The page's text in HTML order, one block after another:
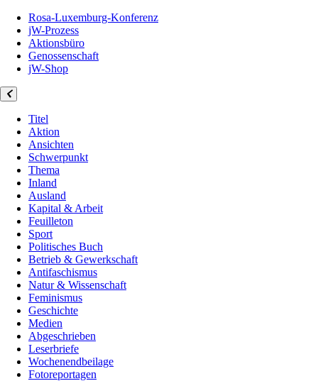
Rosa-Luxemburg-Konferenz
jW-Prozess
Aktionsbüro
Genossenschaft
jW-Shop
Titel
Aktion
Ansichten
Schwerpunkt
Thema
Inland
Ausland
Kapital & Arbeit
Feuilleton
Sport
Politisches Buch
Betrieb & Gewerkschaft
Antifaschismus
Natur & Wissenschaft
Feminismus
Geschichte
Medien
Abgeschrieben
Leserbriefe
Wochenendbeilage
Fotoreportagen